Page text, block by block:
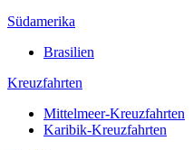
Südamerika
Brasilien
Kreuzfahrten
Mittelmeer-Kreuzfahrten
Karibik-Kreuzfahrten